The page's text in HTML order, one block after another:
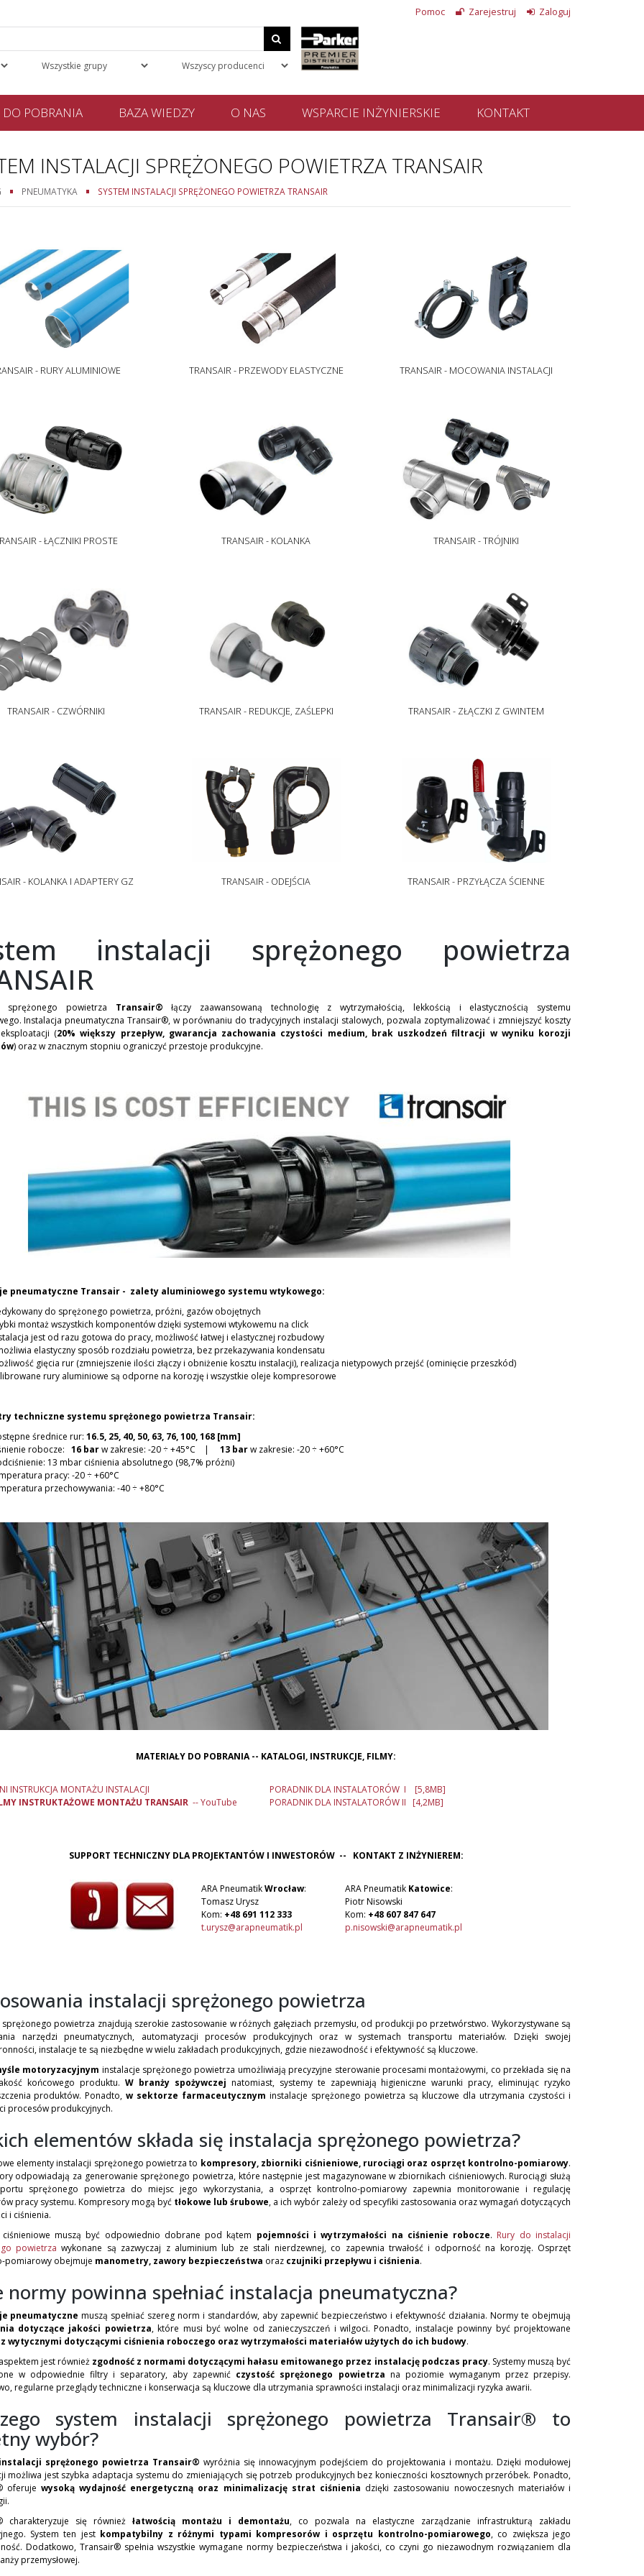
Pomoc Zarejestruj Zaloguj
DO POBRANIA BAZA WIEDZY O NAS WSPARCIE INŻYNIERSKIE KONTAKT
INSTALACJI SPRĘŻONEGO POWIETRZA TRANSAIR
PNEUMATYKA SYSTEM INSTALACJI SPRĘŻONEGO POWIETRZA TRANSAIR
- RURY ALUMINIOWE TRANSAIR - PRZEWODY ELASTYCZNE TRANSAIR - MOCOWANIA INSTALACJI
- ŁĄCZNIKI PROSTE TRANSAIR - KOLANKA TRANSAIR - TRÓJNIKI
TRANSAIR - CZWÓRNIKI TRANSAIR - REDUKCJE, ZAŚLEPKI TRANSAIR - ZŁĄCZKI Z GWINTEM
- KOLANKA I ADAPTERY GZ TRANSAIR - ODEJŚCIA TRANSAIR - PRZYŁĄCZA ŚCIENNE
instalacji sprężonego powietrza
sprężonego powietrza Transair® łączy zaawansowaną technologię z wytrzymałością, lekkością i elastycznością systemu
Instalacja pneumatyczna Transair®, w porównaniu do tradycyjnych instalacji stalowych, pozwala zoptymalizować i zmniejszyć koszty
(20% większy przepływ, gwarancja zachowania czystości medium, brak uszkodzeń filtracji w wyniku korozji
) oraz w znacznym stopniu ograniczyć przestoje produkcyjne.
pneumatyczne Transair - zalety aluminiowego systemu wtykowego:
do sprężonego powietrza, próżni, gazów obojętnych
montaż wszystkich komponentów dzięki systemowi wtykowemu na click
jest od razu gotowa do pracy, możliwość łatwej i elastycznej rozbudowy
elastyczny sposób rozdziału powietrza, bez przekazywania kondensatu
gięcia rur (zmniejszenie ilości złączy i obniżenie kosztu instalacji), realizacja nietypowych przejść (ominięcie przeszkód)
rury aluminiowe są odporne na korozję i wszystkie oleje kompresorowe
techniczne systemu sprężonego powietrza Transair:
średnice rur: 16.5, 25, 40, 50, 63, 76, 100, 168 [mm]
robocze: 16 barw zakresie: -20 ÷ +45°C | 13 barw zakresie: -20 ÷ +60°C
13 mbar ciśnienia absolutnego (98,7% próżni)
pracy: -20 ÷ +60°C
przechowywania: -40 ÷ +80°C
MATERIAŁY DO POBRANIA -- KATALOGI, INSTRUKCJE, FILMY:
INSTRUKCJA MONTAŻU INSTALACJI
INSTRUKTAŻOWE MONTAŻU TRANSAIR-- YouTube
PORADNIK DLA INSTALATORÓW I [5,8MB]
PORADNIK DLA INSTALATORÓW II [4,2MB]
SUPPORT TECHNICZNY DLA PROJEKTANTÓW I INWESTORÓW -- KONTAKT Z INŻYNIEREM:
ARA PneumatikWrocław:
Tomasz Urysz
Kom: +48 691 112 333
t.urysz@arapneumatik.pl
ARA Pneumatik Katowice:
Piotr Nisowski
Kom: +48 607 847 647
p.nisowski@arapneumatik.pl
instalacji sprężonego powietrza
sprężonego powietrza znajdują szerokie zastosowanie w różnych gałęziach przemysłu, od produkcji po przetwórstwo. Wykorzystywane są
narzędzi pneumatycznych, automatyzacji procesów produkcyjnych oraz w systemach transportu materiałów. Dzięki swojej
instalacje te są niezbędne w wielu zakładach produkcyjnych, gdzie niezawodność i efektywność są kluczowe.
motoryzacyjnym instalacje sprężonego powietrza umożliwiają precyzyjne sterowanie procesami montażowymi, co przekłada się na
końcowego produktu.W branży spożywczej natomiast, systemy te zapewniają higieniczne warunki pracy, eliminując ryzyko
produktów. Ponadto,w sektorze farmaceutycznym instalacje sprężonego powietrza są kluczowe dla utrzymania czystości i
procesów produkcyjnych.
elementów składa się instalacja sprężonego powietrza?
elementy instalacji sprężonego powietrza to kompresory, zbiorniki ciśnieniowe, rurociągi oraz osprzęt kontrolno-pomiarowy.
odpowiadają za generowanie sprężonego powietrza, które następnie jest magazynowane w zbiornikach ciśnieniowych. Rurociągi służą
sprężonego powietrza do miejsc jego wykorzystania, a osprzęt kontrolno-pomiarowy zapewnia monitorowanie i regulację
pracy systemu. Kompresory mogą byćtłokowe lub śrubowe, a ich wybór zależy od specyfiki zastosowania oraz wymagań dotyczących
i ciśnienia.
muszą być odpowiednio dobrane pod kątem pojemności i wytrzymałości na ciśnienie robocze. Rury do instalacji
powietrza wykonane są zazwyczaj z aluminium lub ze stali nierdzewnej, co zapewnia trwałość i odporność na korozję. Osprzęt
pomiarowy obejmuje manometry, zawory bezpieczeństwa orazczujniki przepływu i ciśnienia.
normy powinna spełniać instalacja pneumatyczna?
pneumatyczne muszą spełniać szereg norm i standardów, aby zapewnić bezpieczeństwo i efektywność działania. Normy te obejmują
dotyczące jakości powietrza, które musi być wolne od zanieczyszczeń i wilgoci. Ponadto, instalacje powinny być projektowane
wytycznymi dotyczącymi ciśnienia roboczego oraz wytrzymałości materiałów użytych do ich budowy.
jest również zgodność z normami dotyczącymi hałasu emitowanego przez instalację podczas pracy. Systemy muszą być
w odpowiednie filtry i separatory, aby zapewnić czystość sprężonego powietrza na poziomie wymaganym przez przepisy.
regularne przeglądy techniczne i konserwacja są kluczowe dla utrzymania sprawności instalacji oraz minimalizacji ryzyka awarii.
system instalacji sprężonego powietrza Transair® to
wybór?
sprężonego powietrza Transair® wyróżnia się innowacyjnym podejściem do projektowania i montażu. Dzięki modułowej
możliwa jest szybka adaptacja systemu do zmieniających się potrzeb produkcyjnych bez konieczności kosztownych przeróbek. Ponadto,
oferuje wysoką wydajność energetyczną oraz minimalizację strat ciśnienia dzięki zastosowaniu nowoczesnych materiałów i
charakteryzuje się również łatwością montażu i demontażu, co pozwala na elastyczne zarządzanie infrastrukturą zakładu
System ten jest kompatybilny z różnymi typami kompresorów i osprzętu kontrolno-pomiarowego, co zwiększa jego
Dodatkowo, Transair® spełnia wszystkie wymagane normy bezpieczeństwa i jakości, co czyni go niezawodnym rozwiązaniem dla
przemysłowej.